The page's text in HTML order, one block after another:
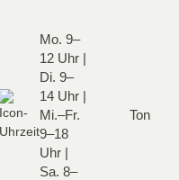
Mo. 9–
12 Uhr |
Di. 9–
14 Uhr |
Mi.–Fr.
9–18
Uhr |
Sa. 8–
Ton